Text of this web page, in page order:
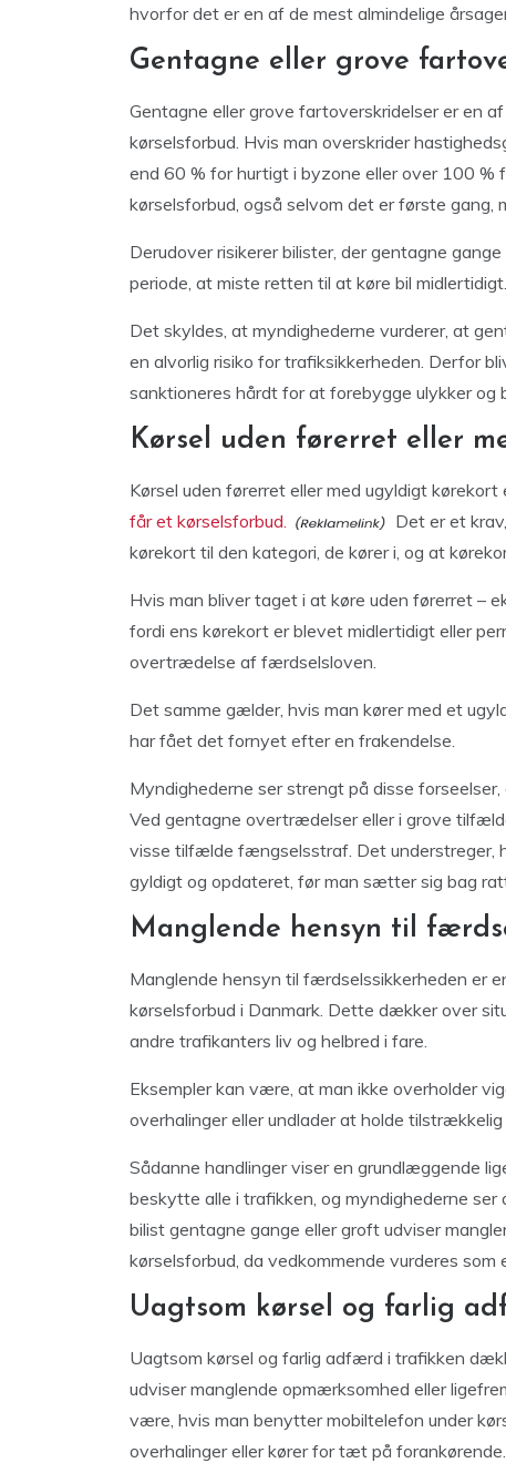
hvorfor det er en af de mest almindelige
Gentagne eller grove
Gentagne eller grove fartoverskridelser er en
kørselsforbud. Hvis man overskrider
end 60 % for hurtigt i byzone eller over 100 %
kørselsforbud, også selvom det er første gang,
Derudover risikerer bilister, der gentagne
periode, at miste retten til at køre bil midlertidigt.
Det skyldes, at myndighederne vurderer, at
en alvorlig risiko for trafiksikkerheden. Derfor
sanktioneres hårdt for at forebygge ulykker
Kørsel uden førerret eller
Kørsel uden førerret eller med ugyldigt
får et kørselsforbud.
Det er et
kørekort til den kategori, de kører i, og at
Hvis man bliver taget i at køre uden førerret –
fordi ens kørekort er blevet midlertidigt eller
overtrædelse af færdselsloven.
Det samme gælder, hvis man kører med et
har fået det fornyet efter en frakendelse.
Myndighederne ser strengt på disse
Ved gentagne overtrædelser eller i grove
visse tilfælde fængselsstraf. Det understreger,
gyldigt og opdateret, før man sætter sig bag
Manglende hensyn til
Manglende hensyn til færdselssikkerheden er
kørselsforbud i Danmark. Dette dækker over
andre trafikanters liv og helbred i fare.
Eksempler kan være, at man ikke overholder
overhalinger eller undlader at holde
Sådanne handlinger viser en grundlæggende
beskytte alle i trafikken, og myndighederne
bilist gentagne gange eller groft udviser
kørselsforbud, da vedkommende vurderes
Uagtsom kørsel og farlig
Uagtsom kørsel og farlig adfærd i trafikken
udviser manglende opmærksomhed eller
være, hvis man benytter mobiltelefon under
overhalinger eller kører for tæt på forankørende.